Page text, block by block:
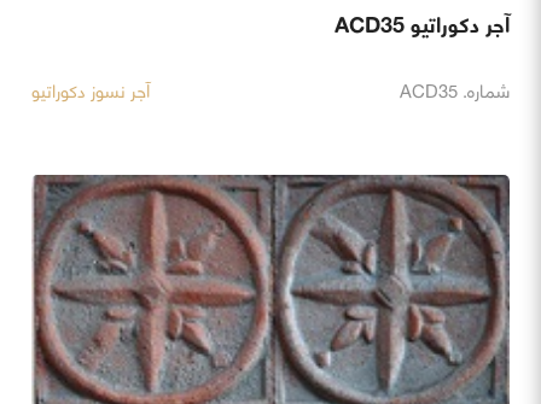
آجر دکوراتیو ACD35
شماره. ACD35 آجر نسوز دکوراتیو